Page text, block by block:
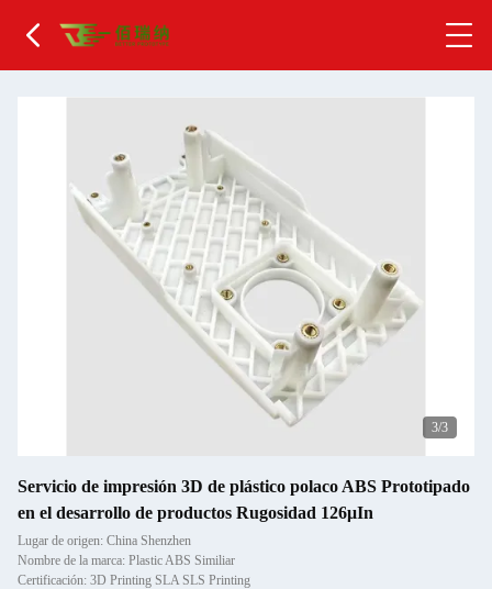
1/3
Servicio de impresión 3D de plástico polaco ABS Prototipado
en el desarrollo de productos Rugosidad 126μIn
Lugar de origen: China Shenzhen
Nombre de la marca: Plastic ABS Similiar
Certificación: 3D Printing SLA SLS Printing